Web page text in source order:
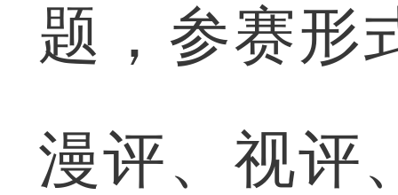
题，参赛形
漫评、视评